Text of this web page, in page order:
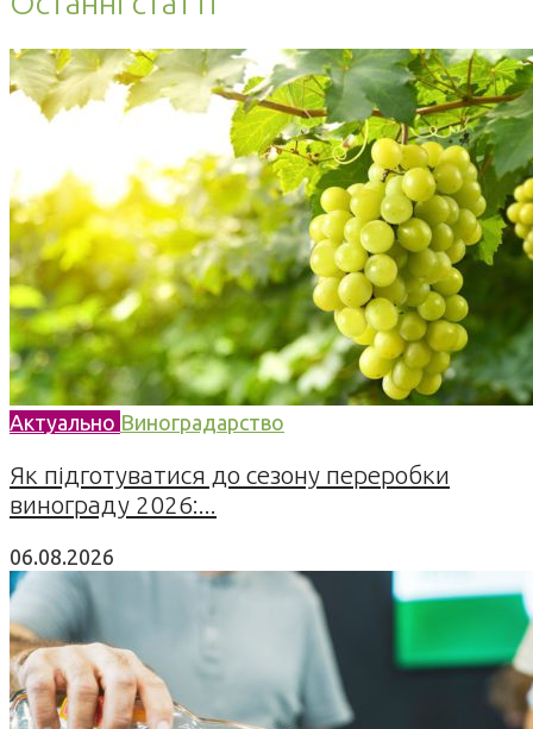
Актуально Виноградарство
Як підготуватися до сезону переробки
винограду 2026:...
06.08.2026